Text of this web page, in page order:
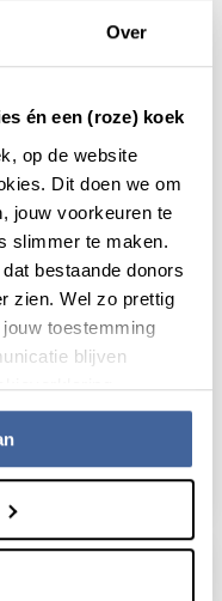
Over
én een (roze) koek
op de website
Dit doen we om
jouw voorkeuren te
slimmer te maken.
bestaande donors
zien. Wel zo prettig
toestemming
blijven
leven is zoveel beter